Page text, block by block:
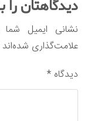
دیدگاهتان را
نشانی ایمیل
علامت‌گذاری
دیدگاه*